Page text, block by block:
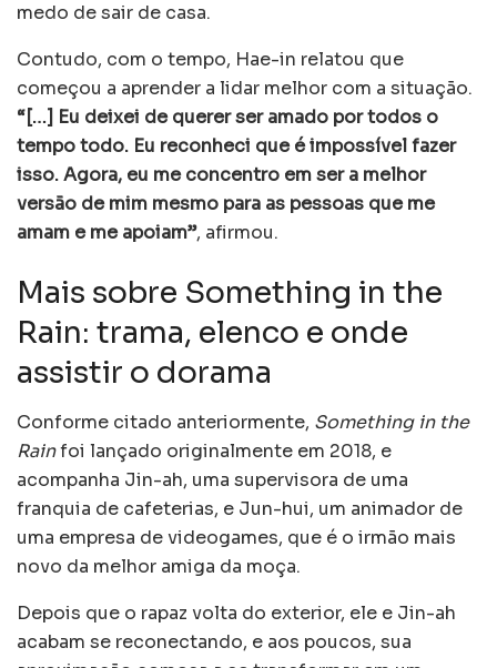
medo de sair de casa.
Contudo, com o tempo, Hae-in relatou que
começou a aprender a lidar melhor com a situação.
“[…] Eu deixei de querer ser amado por todos o
tempo todo. Eu reconheci que é impossível fazer
isso. Agora, eu me concentro em ser a melhor
versão de mim mesmo para as pessoas que me
amam e me apoiam”, afirmou.
Mais sobre Something in the
Rain: trama, elenco e onde
assistir o dorama
Conforme citado anteriormente, Something in the
Rainfoi lançado originalmente em 2018, e
acompanha Jin-ah, uma supervisora de uma
franquia de cafeterias, e Jun-hui, um animador de
uma empresa de videogames, que é o irmão mais
novo da melhor amiga da moça.
Depois que o rapaz volta do exterior, ele e Jin-ah
acabam se reconectando, e aos poucos, sua